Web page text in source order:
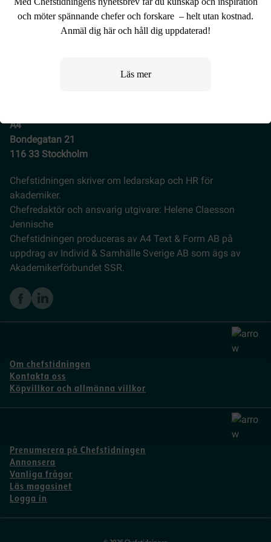
A4
Bondegatan 21
116 33 Stockholm
Chefstidningen skriver om ledarskap och HR för
akademiker.
Chefredaktör och ansvarig utgivare: Helene Claesson
Jennische
Chefstidningen produceras av A4 Text & Form AB på
uppdrag av Individ & Samhälle Sverige AB som ägs av
Akademikerförbundet SSR.
Om chefstidningen
Kontakta oss
Köpvillkor och allmänna villkor
Prenumerera på Chefstidningen
Annonsera
Vanliga frågor
Läs magasinet
Logga in
och möter spännande chefer och forskare – helt utan kostnad.
Anmäl dig här och håll dig uppdaterad!
Läs mer